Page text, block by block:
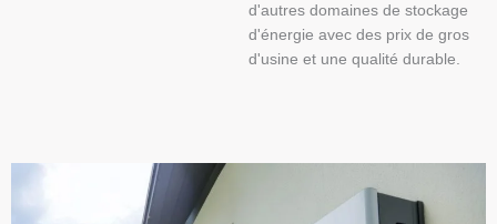
d'autres domaines de stockage
d'énergie avec des prix de gros
d'usine et une qualité durable.